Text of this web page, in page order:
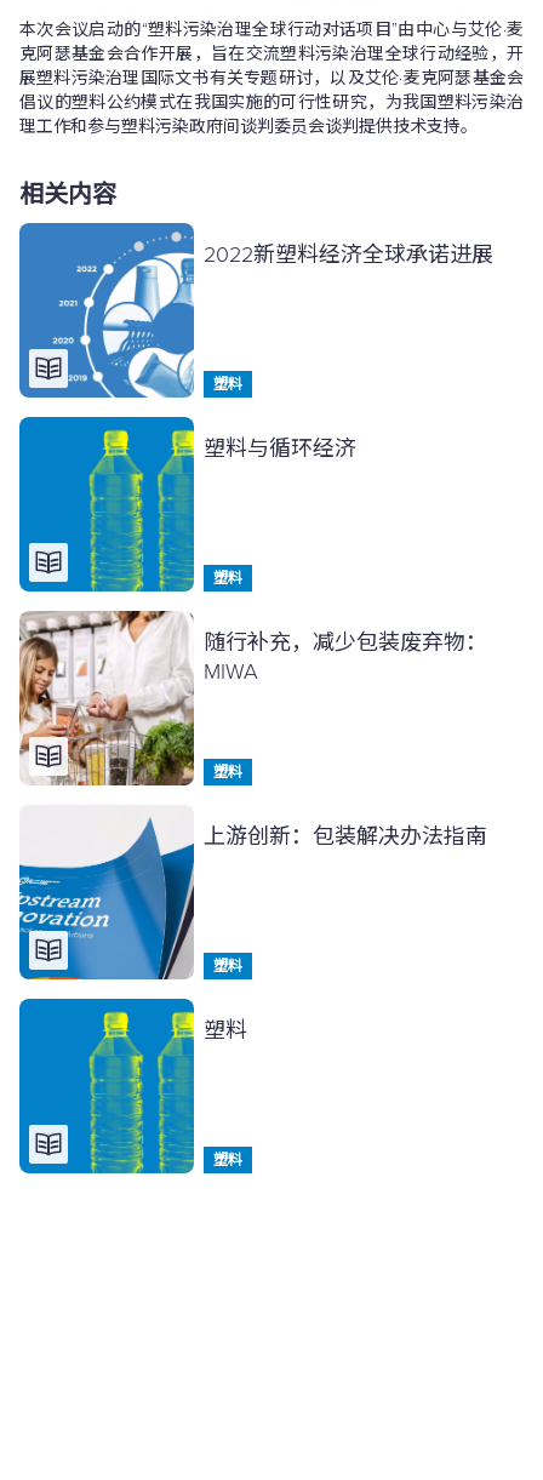
本次会议启动的“塑料污染治理全球行动对话项目”由中心与艾伦·麦
克阿瑟基金会合作开展，旨在交流塑料污染治理全球行动经验，开
展塑料污染治理国际文书有关专题研讨，以及艾伦·麦克阿瑟基金会
倡议的塑料公约模式在我国实施的可行性研究，为我国塑料污染治
理工作和参与塑料污染政府间谈判委员会谈判提供技术支持。
相关内容
塑料
2022新塑料经济全球承诺进展
塑料
塑料与循环经济
塑料
随行补充，减少包装废弃物：
MIWA
塑料
上游创新：包装解决办法指南
塑料
塑料